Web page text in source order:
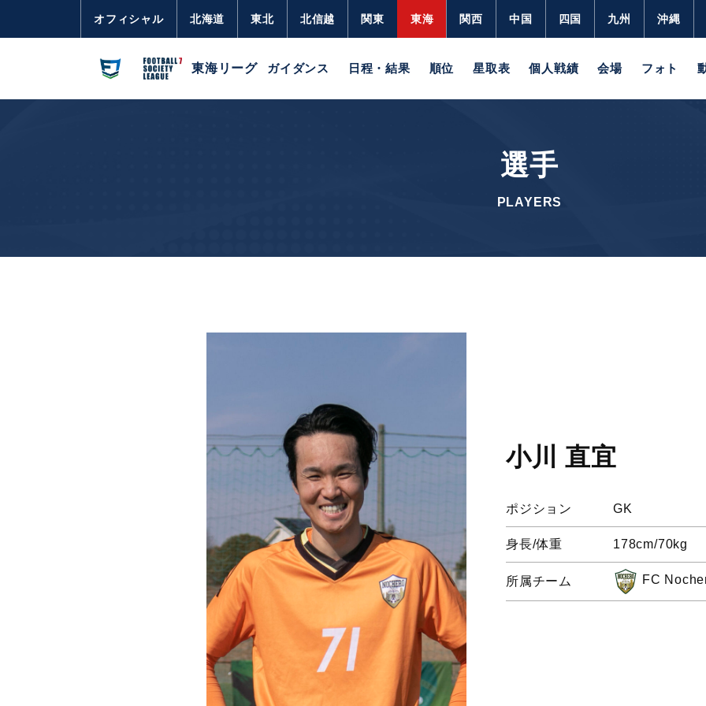
オフィシャル 北海道 東北 北信越 関東 東海 関西 中国 四国 九州 沖縄
東海リーグ ガイダンス 日程・結果 順位 星取表 個人戦績 会場 フォト
選手
PLAYERS
小川 直宜
ポジション GK
身長/体重 178cm/70kg
所属チーム FC